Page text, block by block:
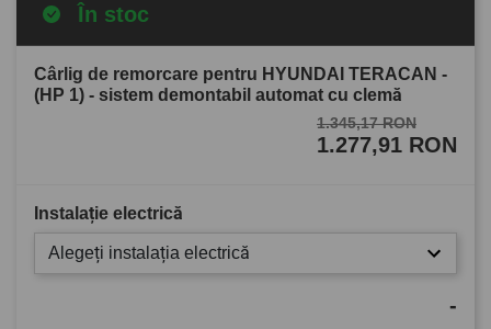
În stoc
Cârlig de remorcare pentru HYUNDAI TERACAN -
(HP 1) - sistem demontabil automat cu clemă
1.345,17 RON
1.277,91 RON
Instalație electrică
Alegeți instalația electrică
-